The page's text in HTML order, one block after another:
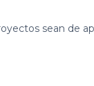
sean de